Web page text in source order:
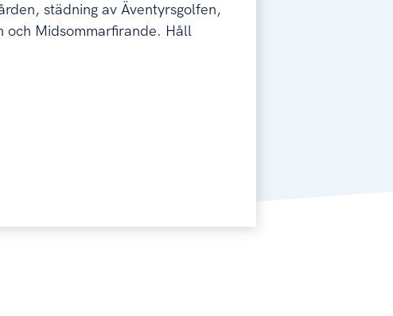
städning av Äventyrsgolfen,
och Midsommarfirande. Håll